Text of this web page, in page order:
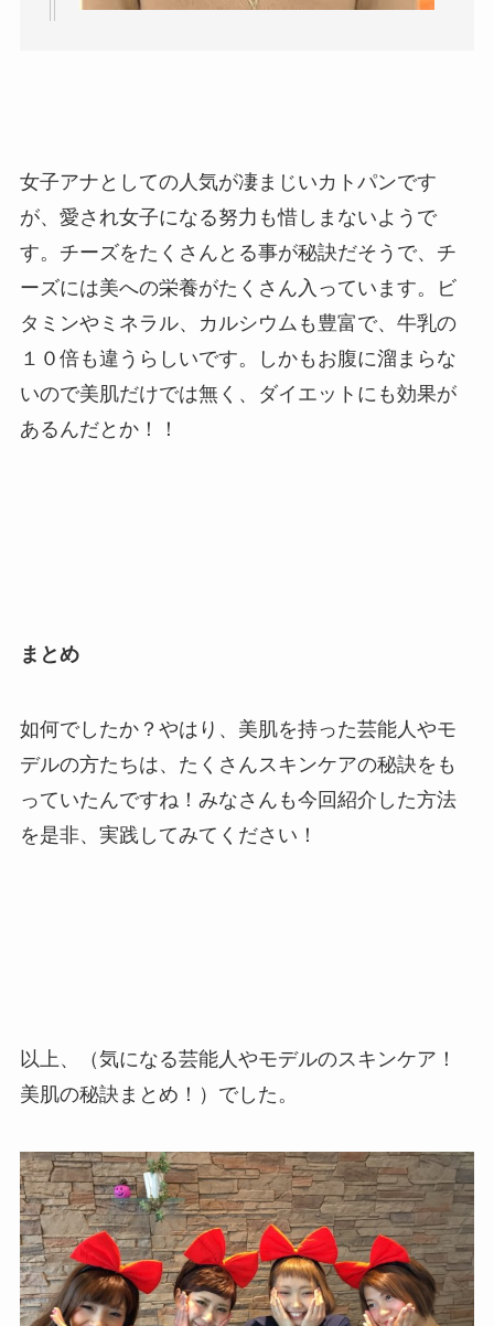
女子アナとしての人気が凄まじいカトパンです
が、愛され女子になる努力も惜しまないようで
す。チーズをたくさんとる事が秘訣だそうで、チ
ーズには美への栄養がたくさん入っています。ビ
タミンやミネラル、カルシウムも豊富で、牛乳の
１０倍も違うらしいです。しかもお腹に溜まらな
いので美肌だけでは無く、ダイエットにも効果が
あるんだとか！！
まとめ
如何でしたか？やはり、美肌を持った芸能人やモ
デルの方たちは、たくさんスキンケアの秘訣をも
っていたんですね！みなさんも今回紹介した方法
を是非、実践してみてください！
以上、（気になる芸能人やモデルのスキンケア！
美肌の秘訣まとめ！）でした。